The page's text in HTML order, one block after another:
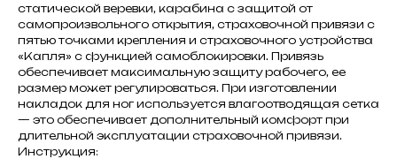
статической веревки, карабина с защитой от
самопроизвольного открытия, страховочной привязи с
пятью точками крепления и страховочного устройства
«Капля» с функцией самоблокировки. Привязь
обеспечивает максимальную защиту рабочего, ее
размер может регулироваться. При изготовлении
накладок для ног используется влагоотводящая сетка
— это обеспечивает дополнительный комфорт при
длительной эксплуатации страховочной привязи.
Инструкция: